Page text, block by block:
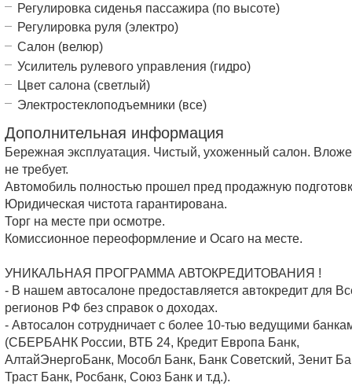
Регулировка сиденья пассажира (по высоте)
Регулировка руля (электро)
Салон (велюр)
Усилитель рулевого управления (гидро)
Цвет салона (светлый)
Электростеклоподъемники (все)
Дополнительная информация
Бережная эксплуатация. Чистый, ухоженный салон.
не требует.
Автомобиль полностью прошел пред продажную
Юридическая чистота гарантирована.
Торг на месте при осмотре.
Комиссионное переоформление и Осаго на месте.
УНИКАЛЬНАЯ ПРОГРАММА АВТОКРЕДИТОВАНИЯ !
- В нашем автосалоне предоставляется автокредит для
регионов РФ без справок о доходах.
- Автосалон сотрудничает с более 10-тью ведущими
(СБЕРБАНК России, ВТБ 24, Кредит Европа Банк,
АлтайЭнергоБанк, Мособл Банк, Банк Советский, Зенит
Траст Банк, Росбанк, Союз Банк и т.д.).